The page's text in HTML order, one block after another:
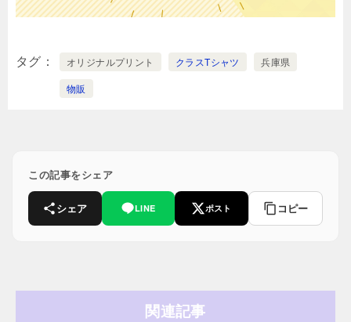
タグ オリジナルプリント クラスTシャツ
兵庫県
物販
この記事をシェア
シェア LINE ポスト コピー
関連記事